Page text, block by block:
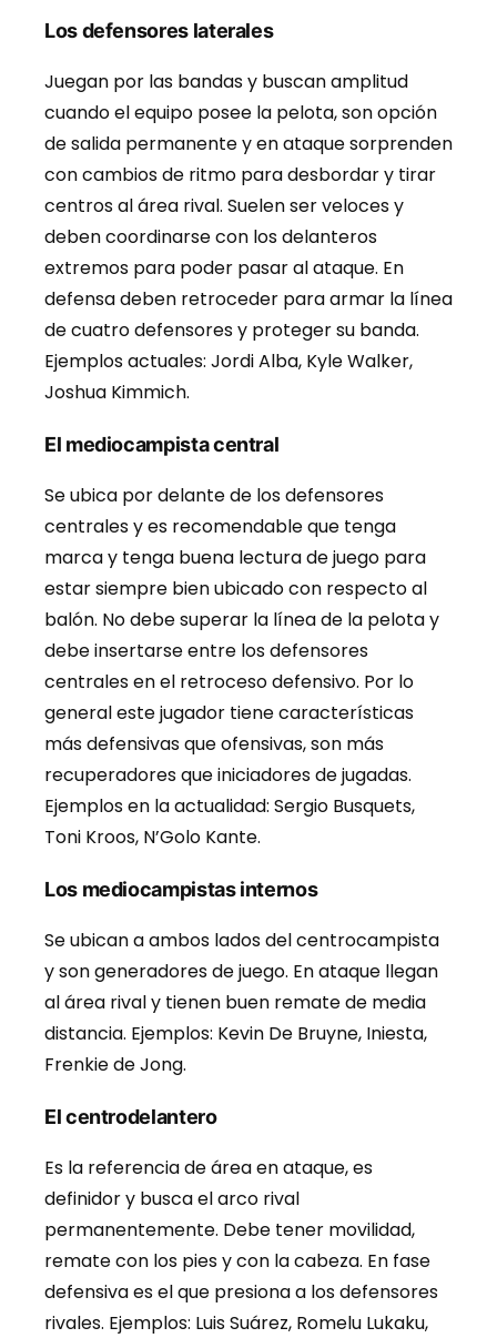
Los defensores laterales
Juegan por las bandas y buscan amplitud
cuando el equipo posee la pelota, son opción
de salida permanente y en ataque sorprenden
con cambios de ritmo para desbordar y tirar
centros al área rival. Suelen ser veloces y
deben coordinarse con los delanteros
extremos para poder pasar al ataque. En
defensa deben retroceder para armar la línea
de cuatro defensores y proteger su banda.
Ejemplos actuales: Jordi Alba, Kyle Walker,
Joshua Kimmich.
El mediocampista central
Se ubica por delante de los defensores
centrales y es recomendable que tenga
marca y tenga buena lectura de juego para
estar siempre bien ubicado con respecto al
balón. No debe superar la línea de la pelota y
debe insertarse entre los defensores
centrales en el retroceso defensivo. Por lo
general este jugador tiene características
más defensivas que ofensivas, son más
recuperadores que iniciadores de jugadas.
Ejemplos en la actualidad: Sergio Busquets,
Toni Kroos, N’Golo Kante.
Los mediocampistas internos
Se ubican a ambos lados del centrocampista
y son generadores de juego. En ataque llegan
al área rival y tienen buen remate de media
distancia. Ejemplos: Kevin De Bruyne, Iniesta,
Frenkie de Jong.
El centrodelantero
Es la referencia de área en ataque, es
definidor y busca el arco rival
permanentemente. Debe tener movilidad,
remate con los pies y con la cabeza. En fase
defensiva es el que presiona a los defensores
rivales. Ejemplos: Luis Suárez, Romelu Lukaku,